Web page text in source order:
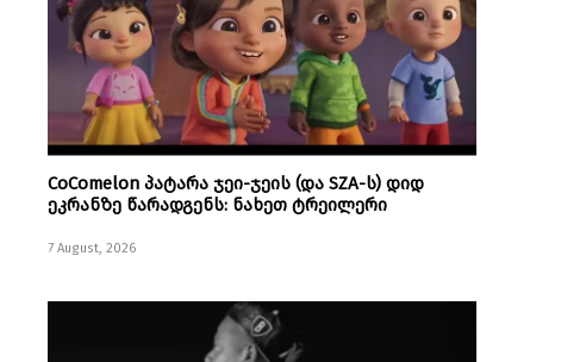
CoComelon პატარა ჯეი-ჯეის (და SZA-ს) დიდ
ეკრანზე წარადგენს: ნახეთ ტრეილერი
7 August, 2026